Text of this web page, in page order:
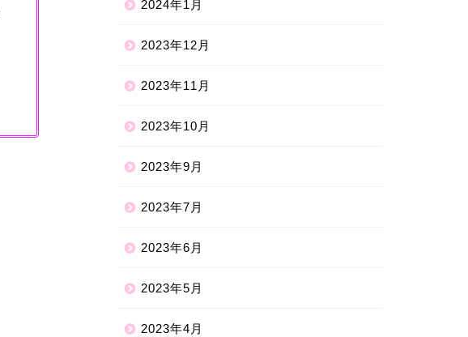
2024年1月
2023年12月
2023年11月
2023年10月
2023年9月
2023年7月
2023年6月
2023年5月
2023年4月